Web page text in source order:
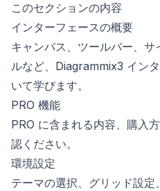
このセクションの内容
インターフェースの概要
キャンバス、ツールバー、
ルなど、Diagrammix3 イン
いて学びます。
PRO 機能
PRO に含まれる内容、購入
認ください。
環境設定
テーマの選択、グリッド設